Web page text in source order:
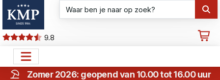
9.8
Zomer 2026: geopend van 10.00 tot 16.00 uur